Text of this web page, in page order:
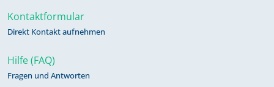
Kontaktformular
Direkt Kontakt aufnehmen
Hilfe (FAQ)
Fragen und Antworten